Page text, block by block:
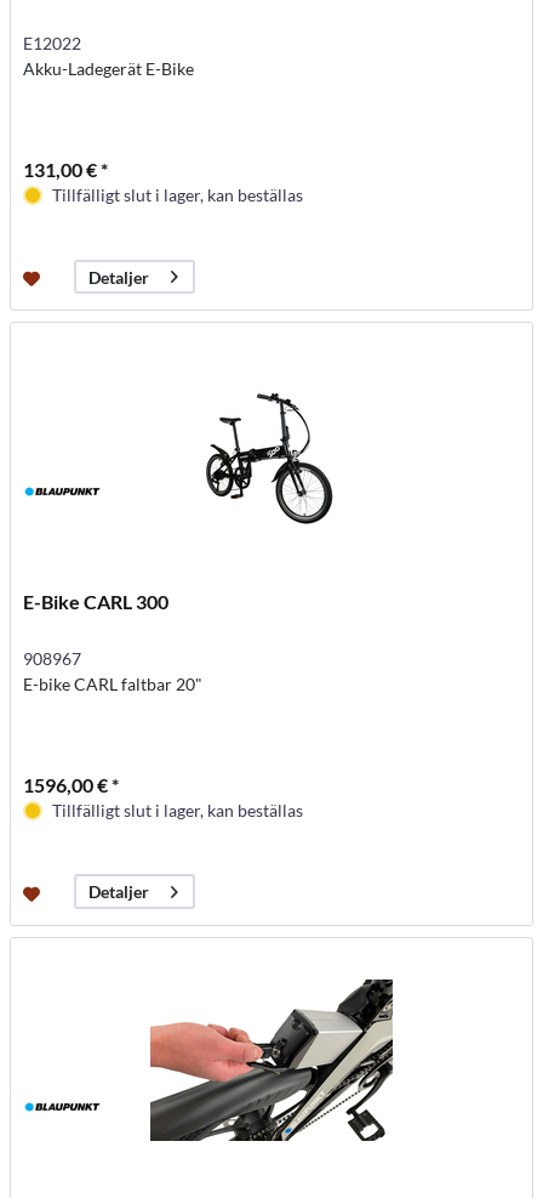
E12022
Akku-Ladegerät E-Bike
131,00 € *
Tillfälligt slut i lager, kan beställas
Detaljer
E-Bike CARL 300
908967
E-bike CARL faltbar 20"
1596,00 € *
Tillfälligt slut i lager, kan beställas
Detaljer